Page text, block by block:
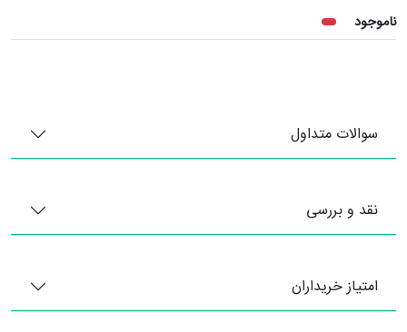
ناموجود
سوالات متداول
نقد و بررسی
امتیاز خریداران